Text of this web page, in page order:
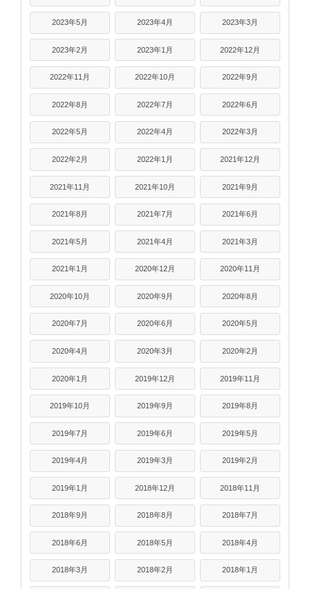
2023年5月 2023年4月 2023年3月
2023年2月 2023年1月 2022年12月
2022年11月 2022年10月 2022年9月
2022年8月 2022年7月 2022年6月
2022年5月 2022年4月 2022年3月
2022年2月 2022年1月 2021年12月
2021年11月 2021年10月 2021年9月
2021年8月 2021年7月 2021年6月
2021年5月 2021年4月 2021年3月
2021年1月 2020年12月 2020年11月
2020年10月 2020年9月 2020年8月
2020年7月 2020年6月 2020年5月
2020年4月 2020年3月 2020年2月
2020年1月 2019年12月 2019年11月
2019年10月 2019年9月 2019年8月
2019年7月 2019年6月 2019年5月
2019年4月 2019年3月 2019年2月
2019年1月 2018年12月 2018年11月
2018年9月 2018年8月 2018年7月
2018年6月 2018年5月 2018年4月
2018年3月 2018年2月 2018年1月